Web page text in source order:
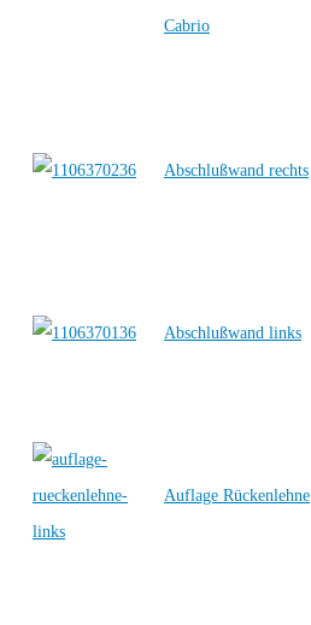
Cabrio
Abschlußwand rechts
Abschlußwand links
Auflage Rückenlehne